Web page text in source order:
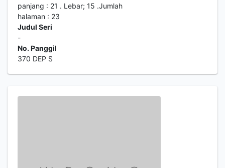
panjang : 21 . Lebar; 15 .Jumlah
halaman : 23
Judul Seri
-
No. Panggil
370 DEP S